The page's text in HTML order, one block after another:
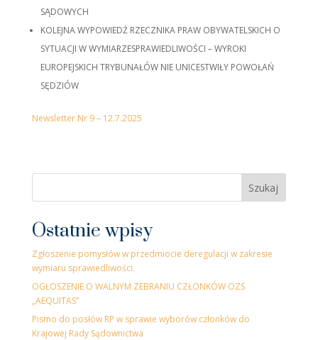
SĄDOWYCH
KOLEJNA WYPOWIEDŹ RZECZNIKA PRAW OBYWATELSKICH O
SYTUACJI W WYMIARZESPRAWIEDLIWOŚCI – WYROKI
EUROPEJSKICH TRYBUNAŁÓW NIE UNICESTWIŁY POWOŁAŃ
SĘDZIÓW
Newsletter Nr 9 – 12.7.2025
Szukaj
Ostatnie wpisy
Zgłoszenie pomysłów w przedmiocie deregulacji w zakresie
wymiaru sprawiedliwości.
OGŁOSZENIE O WALNYM ZEBRANIU CZŁONKÓW OZS
„AEQUITAS”
Pismo do posłów RP w sprawie wyborów członków do
Krajowej Rady Sądownictwa